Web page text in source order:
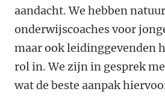
aandacht. We hebben
onderwijscoaches voor
maar ook leidinggevenden
rol in. We zijn in gesprek
wat de beste aanpak